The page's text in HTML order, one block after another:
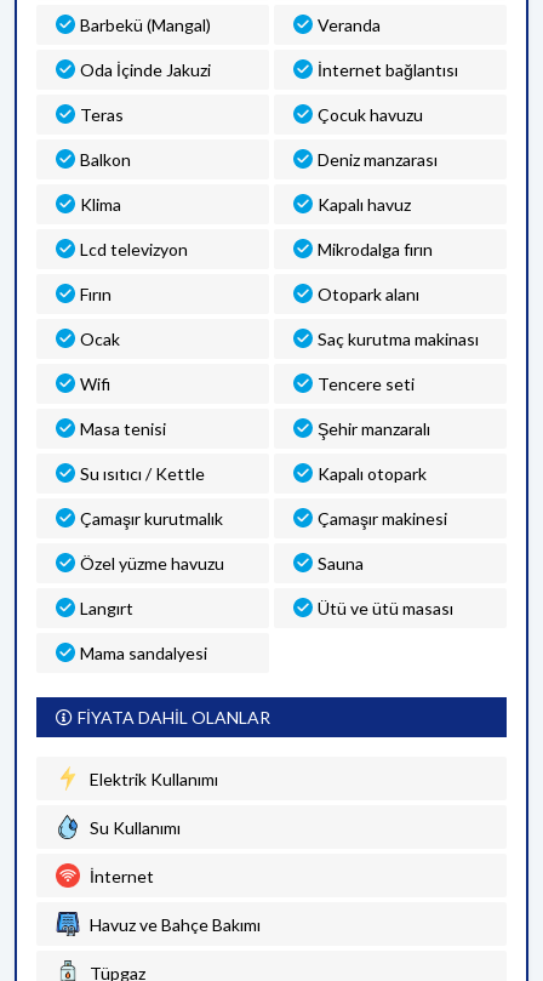
Barbekü (Mangal) Veranda
Oda İçinde Jakuzi İnternet bağlantısı
Teras Çocuk havuzu
Balkon Deniz manzarası
Klima Kapalı havuz
Lcd televizyon Mikrodalga fırın
Fırın Otopark alanı
Ocak Saç kurutma makinası
Wifi Tencere seti
Masa tenisi Şehir manzaralı
Su ısıtıcı / Kettle Kapalı otopark
Çamaşır kurutmalık Çamaşır makinesi
Özel yüzme havuzu Sauna
Langırt Ütü ve ütü masası
Mama sandalyesi
FİYATA DAHİL OLANLAR
Elektrik Kullanımı
Su Kullanımı
İnternet
Havuz ve Bahçe Bakımı
Tüpgaz